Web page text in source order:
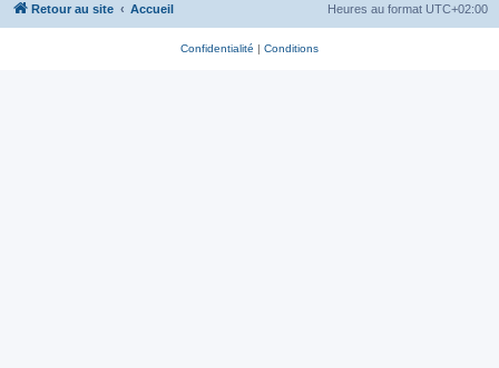
Retour au site Accueil Heures au format UTC+02:00
Confidentialité | Conditions